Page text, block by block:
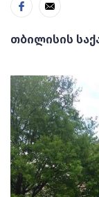
თბილისის